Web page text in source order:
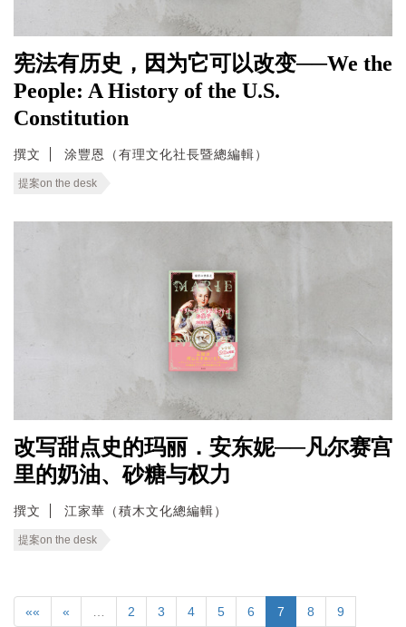
宪法有历史，因为它可以改变──We the
People: A History of the U.S.
Constitution
撰文 涂豐恩（有理文化社長暨總編輯）
提案on the desk
改写甜点史的玛丽．安东妮──凡尔赛宫
里的奶油、砂糖与权力
撰文 江家華（積木文化總編輯）
提案on the desk
«« « 2 3 4 5 6 7 8 9